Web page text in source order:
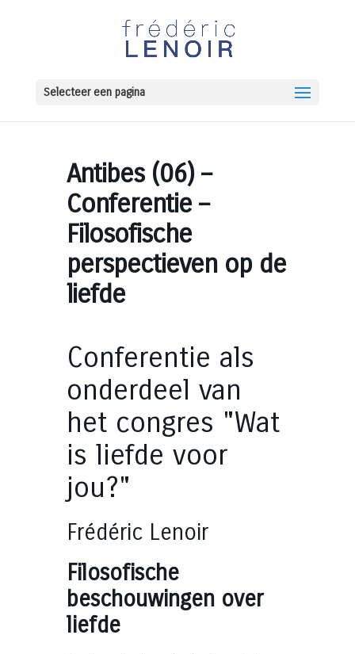
Selecteer een pagina
Antibes (06) –
Conferentie –
Filosofische
perspectieven op de
liefde
Conferentie als
onderdeel van
het congres "Wat
is liefde voor
jou?"
Frédéric Lenoir
Filosofische
beschouwingen over
liefde